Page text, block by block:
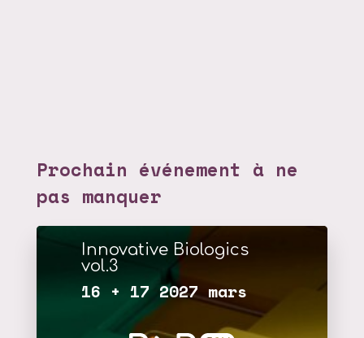
Prochain événement à ne
pas manquer
Innovative Biologics
vol.3
16 + 17 2027 mars